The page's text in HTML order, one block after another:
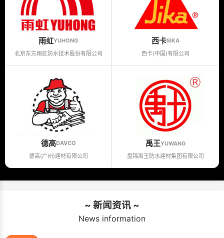
雨虹YUHONG
北京东方雨虹防水技术股份有限公司
西卡SIKA
西卡(中国)有限公司
德高DAVCO
德高(广州)建材有限公司
禹王YUWANG
盘锦禹王防水建材集团有限公司
~ 新闻资讯 ~
News information